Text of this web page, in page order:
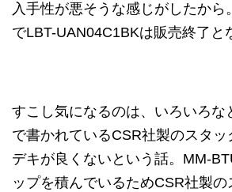
入手性が悪そうな感じがしたから
でLBT-UAN04C1BKは販売終了と
すこし気になるのは、いろいろな
で書かれているCSR社製のスタ
デキが良くないという話。MM-
ップを積んでいるためCSR社製